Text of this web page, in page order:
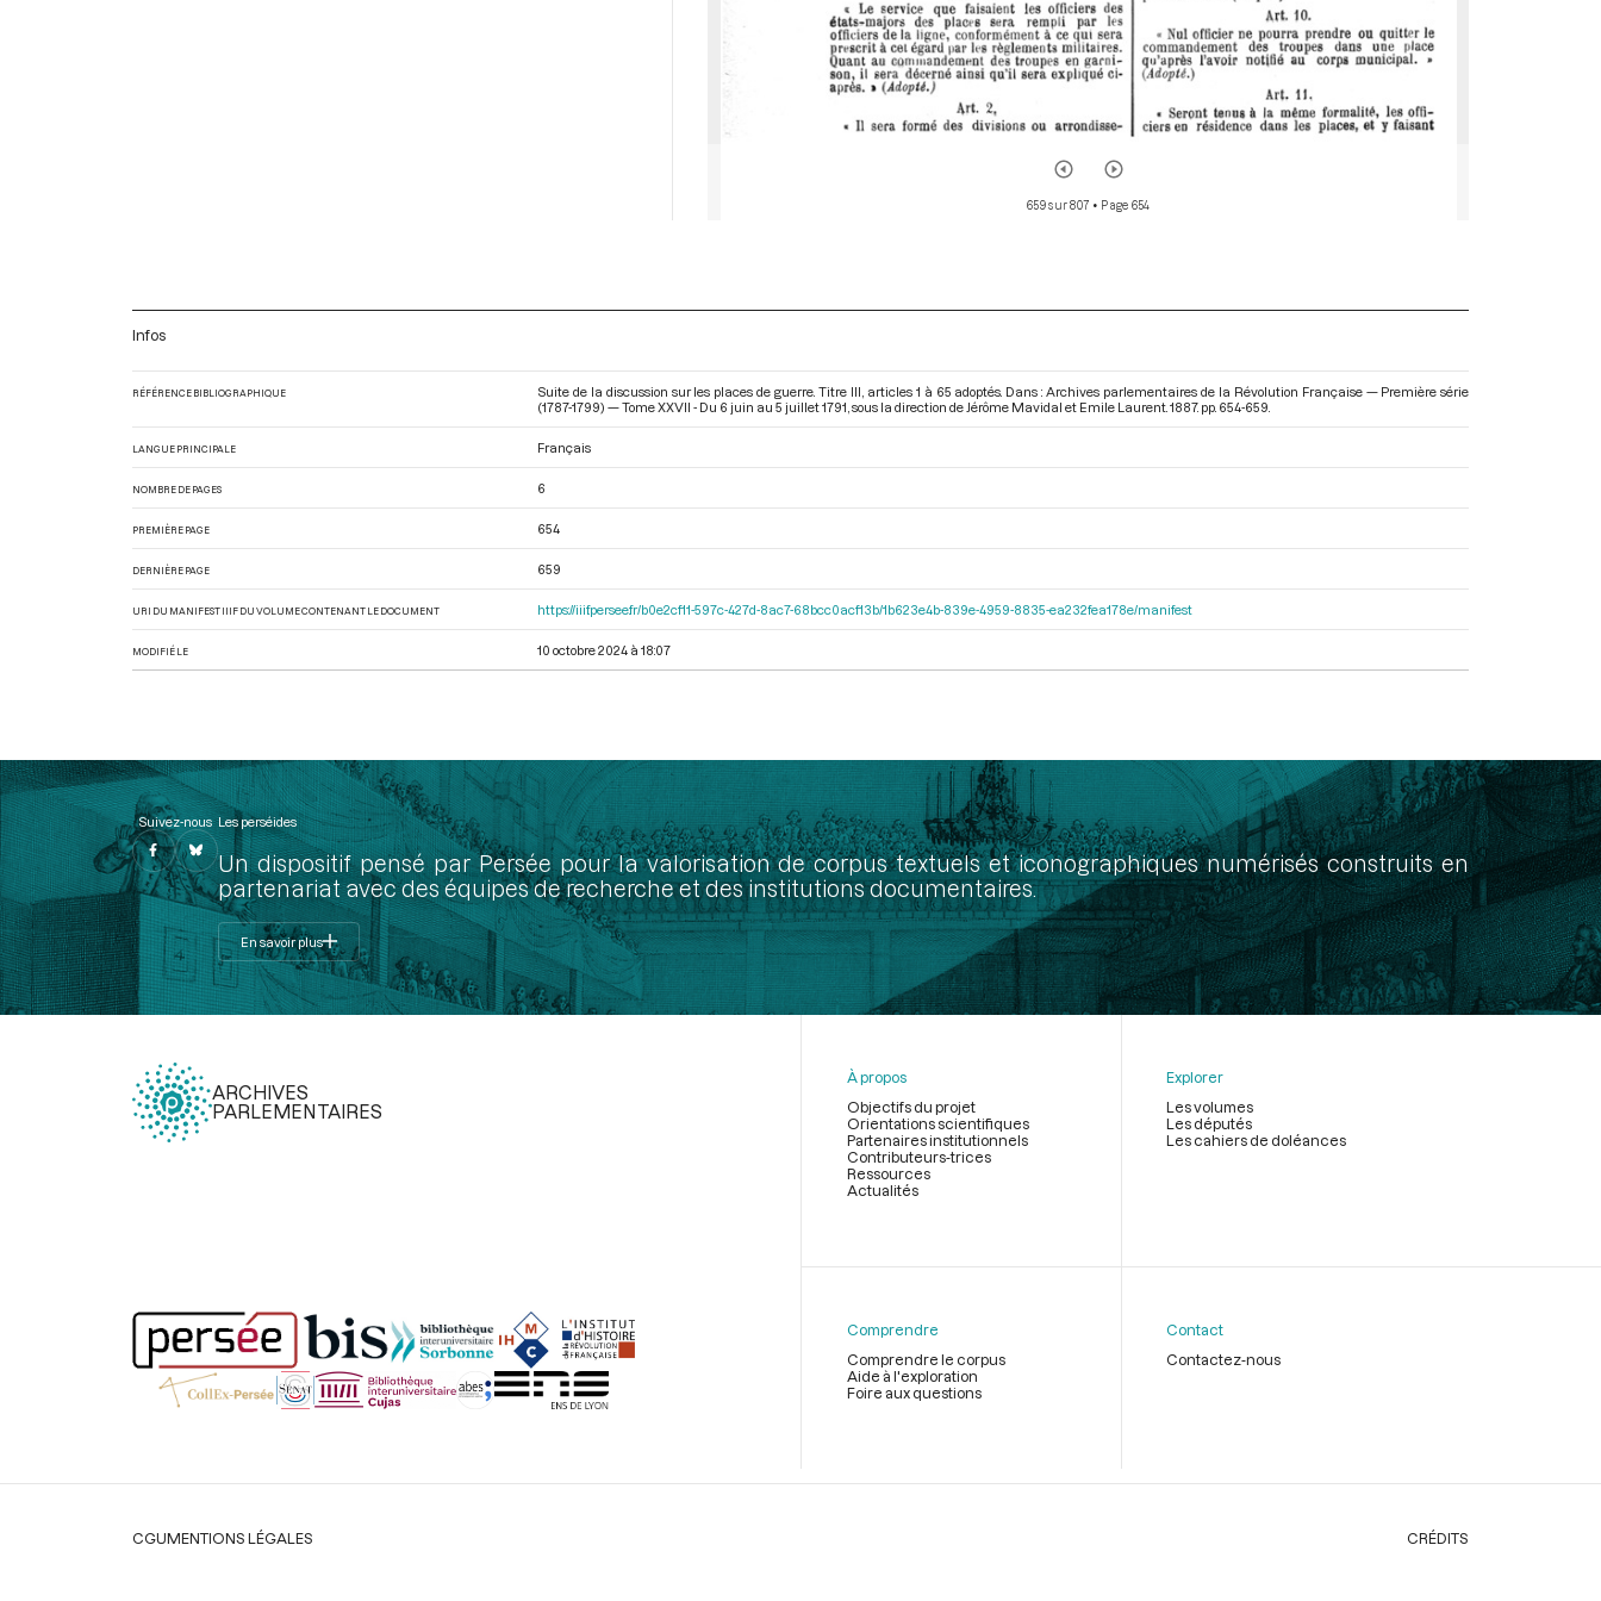
659 sur 807 • Page 654
Infos
RÉFÉRENCE BIBLIOGRAPHIQUE
Suite de la discussion sur les places de guerre. Titre III, articles 1 à 65 adoptés. Dans : Archives parlementaires de la Révolution Française — Première série
(1787-1799) — Tome XXVII - Du 6 juin au 5 juillet 1791 , sous la direction de Jérôme Mavidal et Emile Laurent. 1887. pp. 654-659.
LANGUE PRINCIPALE Français
NOMBRE DE PAGES 6
PREMIÈRE PAGE 654
DERNIÈRE PAGE 659
URI DU MANIFEST IIIF DU VOLUME CONTENANT LE DOCUMENT https://iiif.persee.fr/b0e2cf11-597c-427d-8ac7-68bcc0acf13b/1b623e4b-839e-4959-8835-ea232fea178e/manifest
MODIFIÉ LE 10 octobre 2024 à 18:07
Suivez-nous Les perséides
Un dispositif pensé par Persée pour la valorisation de corpus textuels et iconographiques numérisés construits en
partenariat avec des équipes de recherche et des institutions documentaires.
En savoir plus
ARCHIVES
PARLEMENTAIRES
page
À propos
Objectifs du projet
Orientations scientifiques
Partenaires institutionnels
Contributeurs-trices
Ressources
Actualités
Explorer
Les volumes
Les députés
Les cahiers de doléances
Comprendre
Comprendre le corpus
Aide à l'exploration
Foire aux questions
Contact
Contactez-nous
Légal
CGUMENTIONS LÉGALES CRÉDITS